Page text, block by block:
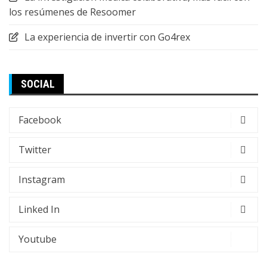
los resúmenes de Resoomer
La experiencia de invertir con Go4rex
SOCIAL
Facebook
Twitter
Instagram
Linked In
Youtube